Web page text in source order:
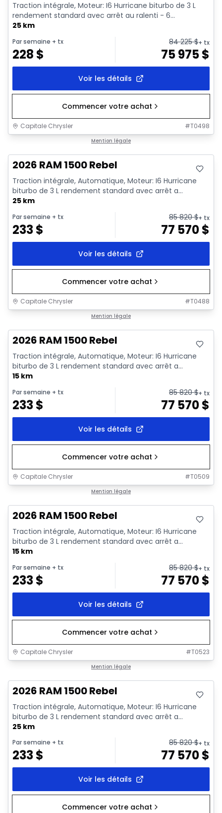
Traction intégrale, Moteur: I6 Hurricane biturbo de 3 L
rendement standard avec arrêt au ralenti - 6...
25 km
Par semaine + tx
228 $
84 225$+ tx
75 975$
Voir les détails
Commencer votre achat
Capitale Chrysler #T0498
Mention légale
2026 RAM 1500 Rebel
Traction intégrale, Automatique, Moteur: I6 Hurricane
biturbo de 3 L rendement standard avec arrêt a...
25 km
Par semaine + tx
233$
85 820$+ tx
77 570$
Voir les détails
Commencer votre achat
Capitale Chrysler #T0488
Mention légale
2026 RAM 1500 Rebel
Traction intégrale, Automatique, Moteur: I6 Hurricane
biturbo de 3 L rendement standard avec arrêt a...
15 km
Par semaine + tx
233$
85 820$+ tx
77 570$
Voir les détails
Commencer votre achat
Capitale Chrysler #T0509
Mention légale
2026 RAM 1500 Rebel
Traction intégrale, Automatique, Moteur: I6 Hurricane
biturbo de 3 L rendement standard avec arrêt a...
15 km
Par semaine + tx
233$
85 820$+ tx
77 570$
Voir les détails
Commencer votre achat
Capitale Chrysler #T0523
Mention légale
2026 RAM 1500 Rebel
Traction intégrale, Automatique, Moteur: I6 Hurricane
biturbo de 3 L rendement standard avec arrêt a...
25 km
Par semaine + tx
233$
85 820$+ tx
77 570$
Voir les détails
Commencer votre achat